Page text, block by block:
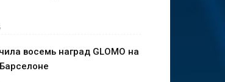
восемь наград GLOMO на